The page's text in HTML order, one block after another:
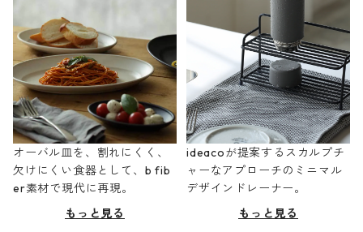
オーバル皿を、割れにくく、
欠けにくい食器として、b fib
er素材で現代に再現。
もっと見る
ideacoが提案するスカルプチ
ャーなアプローチのミニマル
デザインドレーナー。
もっと見る